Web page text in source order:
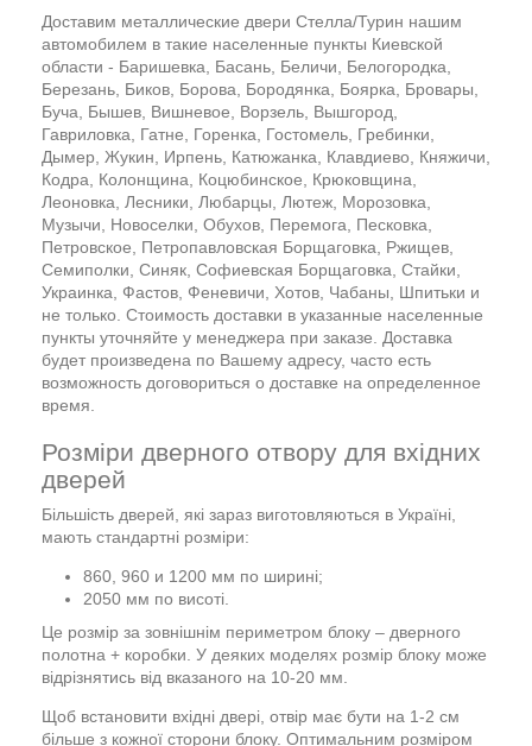
Доставим металлические двери Стелла/Турин нашим
автомобилем в такие населенные пункты Киевской
области - Баришевка, Басань, Беличи, Белогородка,
Березань, Биков, Борова, Бородянка, Боярка, Бровары,
Буча, Бышев, Вишневое, Ворзель, Вышгород,
Гавриловка, Гатне, Горенка, Гостомель, Гребинки,
Дымер, Жукин, Ирпень, Катюжанка, Клавдиево, Княжичи,
Кодра, Колонщина, Коцюбинское, Крюковщина,
Леоновка, Лесники, Любарцы, Лютеж, Морозовка,
Музычи, Новоселки, Обухов, Перемога, Песковка,
Петровское, Петропавловская Борщаговка, Ржищев,
Семиполки, Синяк, Софиевская Борщаговка, Стайки,
Украинка, Фастов, Феневичи, Хотов, Чабаны, Шпитьки и
не только. Стоимость доставки в указанные населенные
пункты уточняйте у менеджера при заказе. Доставка
будет произведена по Вашему адресу, часто есть
возможность договориться о доставке на определенное
время.
Розміри дверного отвору для вхідних
дверей
Більшість дверей, які зараз виготовляються в Україні,
мають стандартні розміри:
860, 960 и 1200 мм по ширині;
2050 мм по висоті.
Це розмір за зовнішнім периметром блоку – дверного
полотна + коробки. У деяких моделях розмір блоку може
відрізнятись від вказаного на 10-20 мм.
Щоб встановити вхідні двері, отвір має бути на 1-2 см
більше з кожної сторони блоку. Оптимальним розміром